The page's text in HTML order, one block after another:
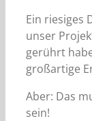
Ein riesiges
unser
gerührt
großartige
Aber: Das
sein!